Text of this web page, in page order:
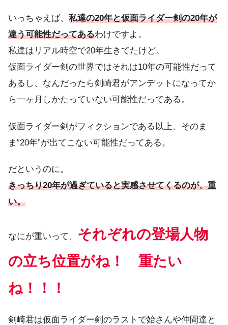
いっちゃえば、 私達の20年と仮面ライダー剣の20年が
違う可能性だってあるわけですよ。
私達はリアル時空で20年生きてたけど。
仮面ライダー剣の世界ではそれは10年の可能性だって
あるし、なんだったら剣崎君がアンデットになってか
ら一ヶ月しかたっていない可能性だってある。
仮面ライダー剣がフィクションである以上、そのま
ま“20年”が出てこない可能性だってある。
だというのに。
きっちり20年が過ぎていると実感させてくるのが、重
い。
なにが重いって、
それぞれの登場人物
の立ち位置がね！ 重たい
ね！！！
剣崎君は仮面ライダー剣のラストで始さんや仲間達と